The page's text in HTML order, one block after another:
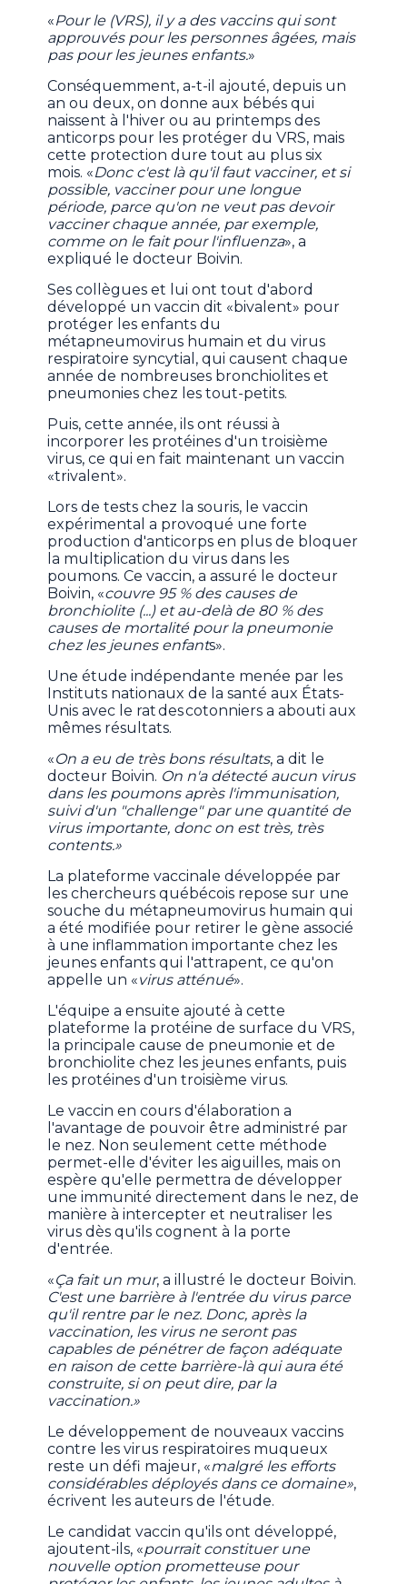
«Pour le (VRS), il y a des vaccins qui sont
approuvés pour les personnes âgées, mais
pas pour les jeunes enfants.»
Conséquemment, a-t-il ajouté, depuis un
an ou deux, on donne aux bébés qui
naissent à l'hiver ou au printemps des
anticorps pour les protéger du VRS, mais
cette protection dure tout au plus six
mois. «Donc c'est là qu'il faut vacciner, et si
possible, vacciner pour une longue
période, parce qu'on ne veut pas devoir
vacciner chaque année, par exemple,
comme on le fait pour l'influenza», a
expliqué le docteur Boivin.
Ses collègues et lui ont tout d'abord
développé un vaccin dit «bivalent» pour
protéger les enfants du
métapneumovirus humain et du virus
respiratoire syncytial, qui causent chaque
année de nombreuses bronchiolites et
pneumonies chez les tout-petits.
Puis, cette année, ils ont réussi à
incorporer les protéines d'un troisième
virus, ce qui en fait maintenant un vaccin
«trivalent».
Lors de tests chez la souris, le vaccin
expérimental a provoqué une forte
production d'anticorps en plus de bloquer
la multiplication du virus dans les
poumons. Ce vaccin, a assuré le docteur
Boivin, «couvre 95 % des causes de
bronchiolite (...) et au-delà de 80 % des
causes de mortalité pour la pneumonie
chez les jeunes enfants».
Une étude indépendante menée par les
Instituts nationaux de la santé aux États-
Unis avec le rat des cotonniers a abouti aux
mêmes résultats.
«On a eu de très bons résultats, a dit le
docteur Boivin. On n'a détecté aucun virus
dans les poumons après l'immunisation,
suivi d'un "challenge" par une quantité de
virus importante, donc on est très, très
contents.»
La plateforme vaccinale développée par
les chercheurs québécois repose sur une
souche du métapneumovirus humain qui
a été modifiée pour retirer le gène associé
à une inflammation importante chez les
jeunes enfants qui l'attrapent, ce qu'on
appelle un «virus atténué».
L'équipe a ensuite ajouté à cette
plateforme la protéine de surface du VRS,
la principale cause de pneumonie et de
bronchiolite chez les jeunes enfants, puis
les protéines d'un troisième virus.
Le vaccin en cours d'élaboration a
l'avantage de pouvoir être administré par
le nez. Non seulement cette méthode
permet-elle d'éviter les aiguilles, mais on
espère qu'elle permettra de développer
une immunité directement dans le nez, de
manière à intercepter et neutraliser les
virus dès qu'ils cognent à la porte
d'entrée.
«Ça fait un mur, a illustré le docteur Boivin.
C'est une barrière à l'entrée du virus parce
qu'il rentre par le nez. Donc, après la
vaccination, les virus ne seront pas
capables de pénétrer de façon adéquate
en raison de cette barrière-là qui aura été
construite, si on peut dire, par la
vaccination.»
Le développement de nouveaux vaccins
contre les virus respiratoires muqueux
reste un défi majeur, «malgré les efforts
considérables déployés dans ce domaine»,
écrivent les auteurs de l'étude.
Le candidat vaccin qu'ils ont développé,
ajoutent-ils, «pourrait constituer une
nouvelle option prometteuse pour